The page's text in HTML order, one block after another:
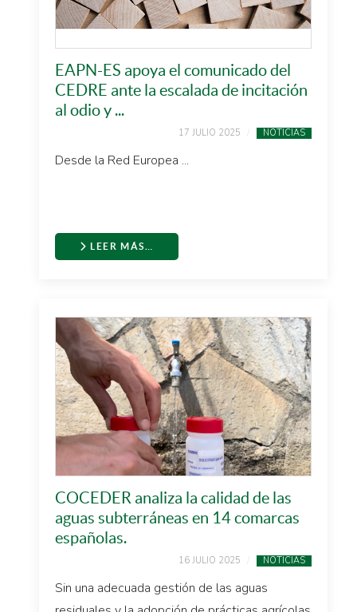
EAPN-ES apoya el comunicado del
CEDRE ante la escalada de incitación
al odio y ...
17 JULIO 2025 NOTICIAS
Desde la Red Europea ...
LEER MÁS…
COCEDER analiza la calidad de las
aguas subterráneas en 14 comarcas
españolas.
16 JULIO 2025 NOTICIAS
Sin una adecuada gestión de las aguas